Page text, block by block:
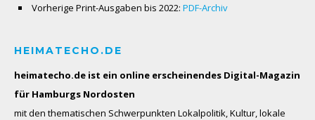
Vorherige Print-Ausgaben bis 2022: PDF-Archiv
HEIMATECHO.DE
heimatecho.de ist ein online erscheinendes Digital-Magazin
für Hamburgs Nordosten
mit den thematischen Schwerpunkten Lokalpolitik, Kultur, lokale